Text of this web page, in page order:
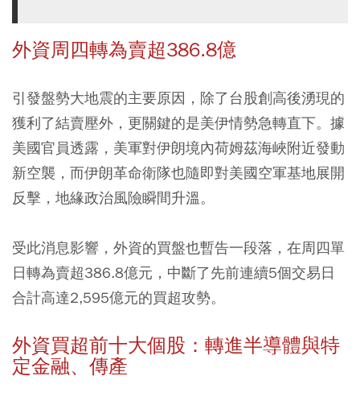
外資周四轉為賣超386.8億
引發盤勢大地震的主要原因，除了台股創高後湧現的
獲利了結賣壓外，更關鍵的是美伊情勢急轉直下。據
美國官員透露，美軍對伊朗境內荷姆茲海峽附近發動
新空襲，而伊朗革命衛隊也隨即對美國空軍基地展開
反擊，地緣政治風險瞬間升溫。
受此消息影響，外資的買盤也暫告一段落，在周四單
日轉為賣超386.8億元，中斷了先前連續5個交易日
合計高達2,595億元的買超攻勢。
外資買超前十大個股：轉進半導體與特
定金融、傳產